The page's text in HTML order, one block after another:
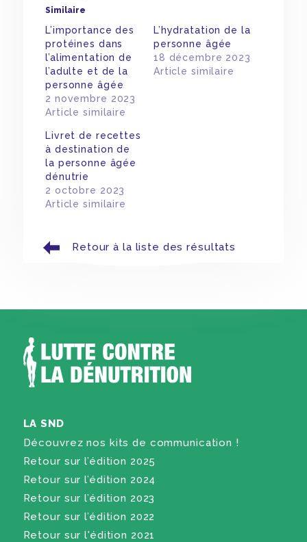
Similaire
L’importance des
protéines dans
l’alimentation de
l’adulte et de la
personne âgée
2 novembre 2023
Article similaire
L’hydratation de la
personne âgée
18 décembre 2023
Article similaire
Livret de recettes
à destination de
la personne âgée
dénutrie
2 octobre 2023
Article similaire
Retour à la liste des résultats
LA SND
Découvrez nos kits de communication !
Retour sur l’édition 2025
Retour sur l’édition 2024
Retour sur l’édition 2023
Retour sur l’édition 2022
Retour sur l'édition 2021